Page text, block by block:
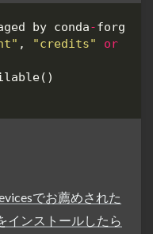
by conda-forge
, "credits" or
()
でお薦めされた
インストールしたら